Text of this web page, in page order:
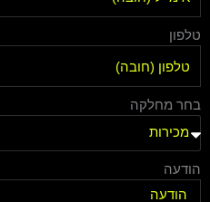
טלפון
בחר מחלקה
הודעה